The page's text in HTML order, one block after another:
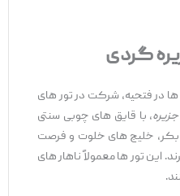
گردی
در فتحیه، شرکت در تور های
، با قایق ‌های چوبی سنتی
خلیج ‌های خلوت و فرصت
این تور ها معمولاً ناهار های